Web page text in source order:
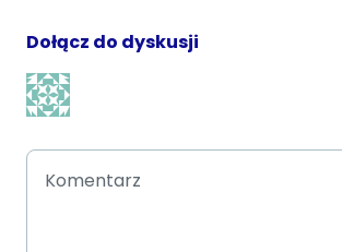
Dołącz do dyskusji